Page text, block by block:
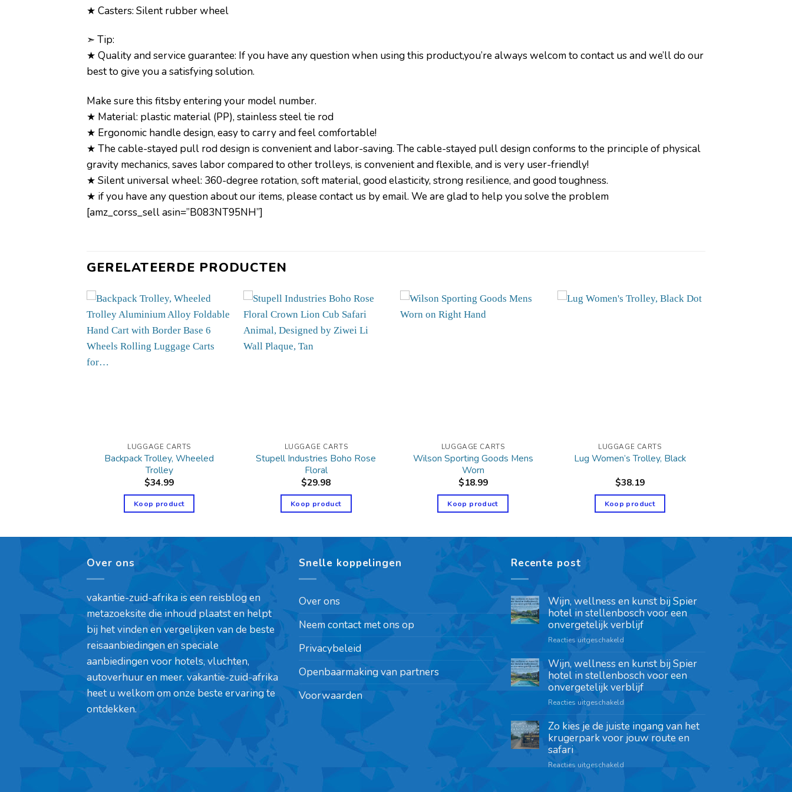
★ Casters: Silent rubber wheel
➣ Tip:
★ Quality and service guarantee: If you have any question when using this product,you’re always welcom to contact us and we’ll do our
best to give you a satisfying solution.
Make sure this fitsby entering your model number.
★ Material: plastic material (PP), stainless steel tie rod
★ Ergonomic handle design, easy to carry and feel comfortable!
★ The cable-stayed pull rod design is convenient and labor-saving. The cable-stayed pull design conforms to the principle of physical
gravity mechanics, saves labor compared to other trolleys, is convenient and flexible, and is very user-friendly!
★ Silent universal wheel: 360-degree rotation, soft material, good elasticity, strong resilience, and good toughness.
★ if you have any question about our items, please contact us by email. We are glad to help you solve the problem
[amz_corss_sell asin=”B083NT95NH”]
GERELATEERDE PRODUCTEN
LUGGAGE CARTS
Backpack Trolley, Wheeled
Trolley
$34.99
Koop product
LUGGAGE CARTS
Stupell Industries Boho Rose
Floral
$29.98
Koop product
LUGGAGE CARTS
Wilson Sporting Goods Mens
Worn
$18.99
Koop product
LUGGAGE CARTS
Lug Women’s Trolley, Black
$38.19
Koop product
Over ons
vakantie-zuid-afrika is een reisblog en
metazoeksite die inhoud plaatst en helpt
bij het vinden en vergelijken van de beste
reisaanbiedingen en speciale
aanbiedingen voor hotels, vluchten,
autoverhuur en meer. vakantie-zuid-afrika
heet u welkom om onze beste ervaring te
ontdekken.
Snelle koppelingen
Over ons
Neem contact met ons op
Privacybeleid
Openbaarmaking van partners
Voorwaarden
Recente post
Wijn, wellness en kunst bij Spier
hotel in stellenbosch voor een
onvergetelijk verblijf
Reacties uitgeschakeld
Wijn, wellness en kunst bij Spier
hotel in stellenbosch voor een
onvergetelijk verblijf
Reacties uitgeschakeld
Zo kies je de juiste ingang van het
krugerpark voor jouw route en
safari
Reacties uitgeschakeld